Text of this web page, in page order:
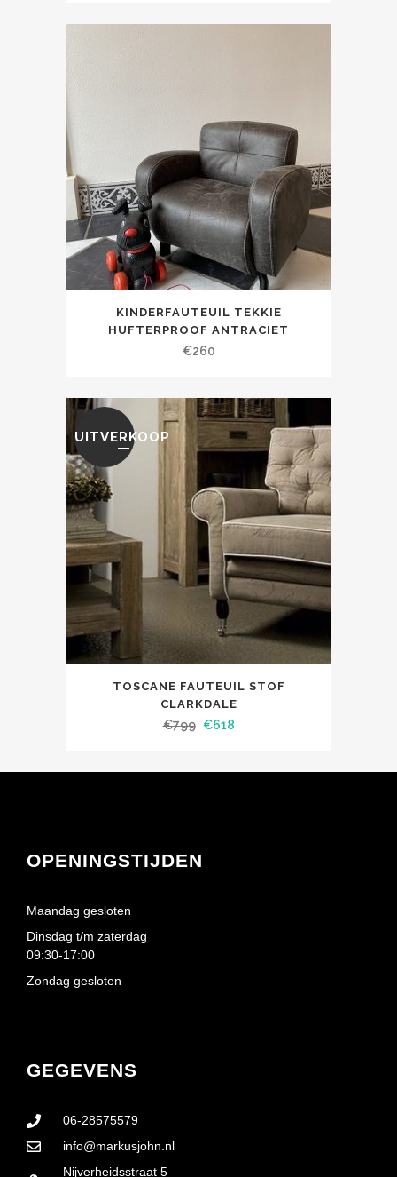
KINDERFAUTEUIL TEKKIE
HUFTERPROOF ANTRACIET
€260
UITVERKOOP
TOSCANE FAUTEUIL STOF
CLARKDALE
€799 €618
GEGEVENS
06-28575579
info@markusjohn.nl
Nijverheidsstraat 5
OPENINGSTIJDEN
Maandag gesloten
Dinsdag t/m zaterdag
09:30-17:00
Zondag gesloten